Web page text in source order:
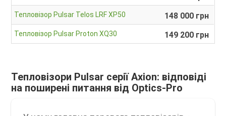
Тепловізор Pulsar Telos LRF XP50 148 000 грн
Тепловізор Pulsar Proton XQ30 149 200 грн
Тепловізори Pulsar серії Axion: відповіді
на поширені питання від Optics-Pro